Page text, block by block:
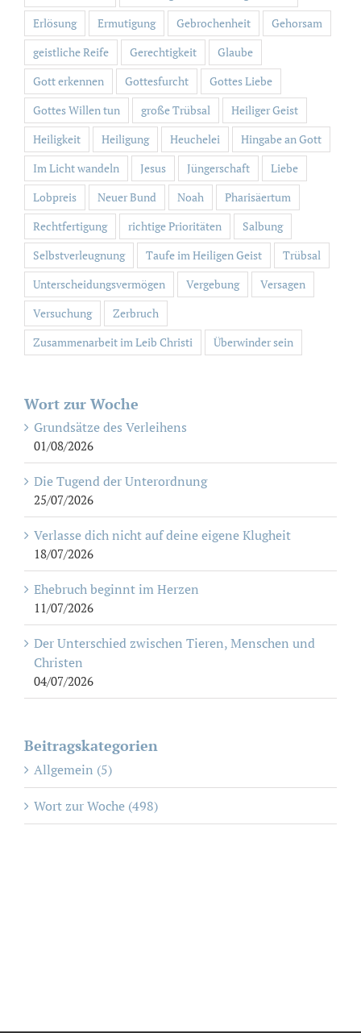
Erlösung
Ermutigung Gebrochenheit
Gehorsam
geistliche Reife
Gerechtigkeit
Glaube
Gott erkennen
Gottesfurcht
Gottes Liebe
Gottes Willen tun
große Trübsal
Heiliger Geist
Heiligkeit
Heiligung Heuchelei
Hingabe an Gott
Im Licht wandeln
Jesus Jüngerschaft
Liebe
Lobpreis
Neuer Bund Noah
Pharisäertum
Rechtfertigung
richtige Prioritäten
Salbung
Selbstverleugnung
Taufe im Heiligen Geist
Trübsal
Unterscheidungsvermögen
Vergebung
Versagen
Versuchung
Zerbruch
Zusammenarbeit im Leib Christi
Überwinder sein
Wort zur Woche
Grundsätze des Verleihens
01/08/2026
Die Tugend der Unterordnung
25/07/2026
Verlasse dich nicht auf deine eigene Klugheit
18/07/2026
Ehebruch beginnt im Herzen
11/07/2026
Der Unterschied zwischen Tieren, Menschen und
Christen
04/07/2026
Beitragskategorien
Allgemein (5)
Wort zur Woche (498)